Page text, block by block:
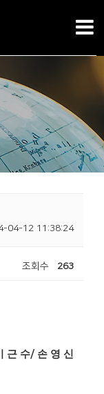
04-12 11:38:24
조회수 263
근 수/ 손 영 신